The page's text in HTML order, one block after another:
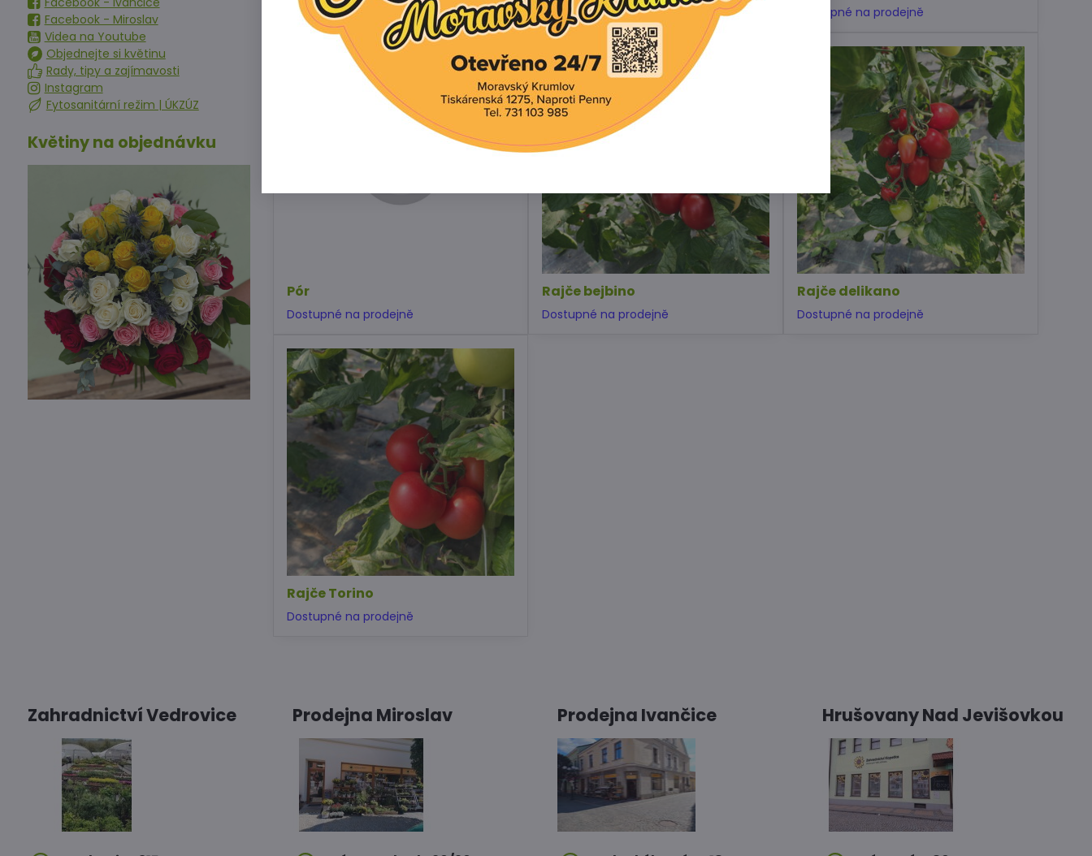
Dostupné na prodejně Dostupné na prodejně Dostupné na prodejně
Pór
Dostupné na prodejně
Rajče bejbino
Dostupné na prodejně
Rajče delikano
Dostupné na prodejně
Rajče Torino
Dostupné na prodejně
Facebook - Miroslav
Videa na Youtube
Objednejte si květinu
Rady, tipy a zajímavosti
Instagram
Fytosanitární režim | ÚKZÚZ
Květiny na objednávku
Zahradnictví Vedrovice Prodejna Miroslav Prodejna Ivančice Hrušovany Nad Jevišovkou